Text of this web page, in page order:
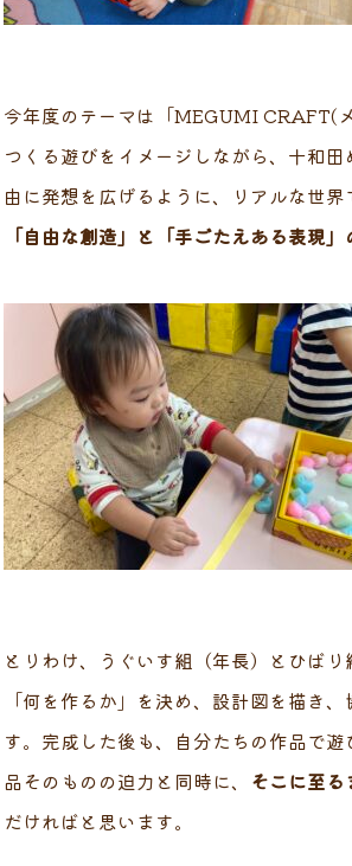
今年度のテーマは「MEGUMI CRAFT(
つくる遊びをイメージしながら、十和
由に発想を広げるように、リアルな世
「自由な創造」と「手ごたえある表現
とりわけ、うぐいす組（年長）とひば
「何を作るか」を決め、設計図を描き
す。完成した後も、自分たちの作品で
品そのものの迫力と同時に、
そこに至
だければと思います。